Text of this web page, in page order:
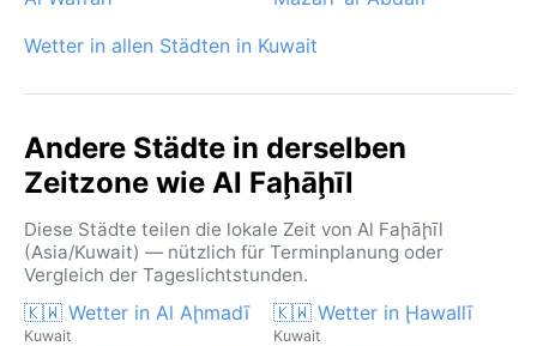
Wetter in allen Städten in Kuwait
Andere Städte in derselben
Zeitzone wie Al Faḩāḩīl
Diese Städte teilen die lokale Zeit von Al Faḩāḩīl
(Asia/Kuwait) — nützlich für Terminplanung oder
Vergleich der Tageslichtstunden.
🇰🇼 Wetter in Al Aḩmadī
Kuwait
🇰🇼 Wetter in Ḩawallī
Kuwait